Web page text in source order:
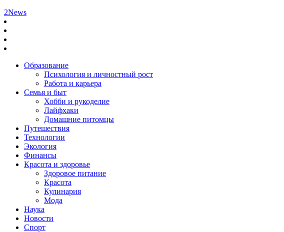
2News
Образование
Психология и личностный рост
Работа и карьера
Семья и быт
Хобби и рукоделие
Лайфхаки
Домашние питомцы
Путешествия
Технологии
Экология
Финансы
Красота и здоровье
Здоровое питание
Красота
Кулинария
Мода
Наука
Новости
Спорт